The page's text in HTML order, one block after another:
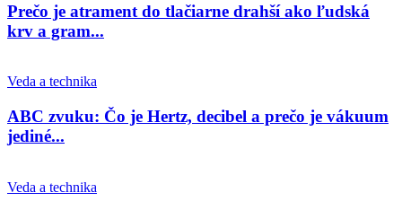
Prečo je atrament do tlačiarne drahší ako ľudská
krv a gram...
Veda a technika
ABC zvuku: Čo je Hertz, decibel a prečo je vákuum
jediné...
Veda a technika